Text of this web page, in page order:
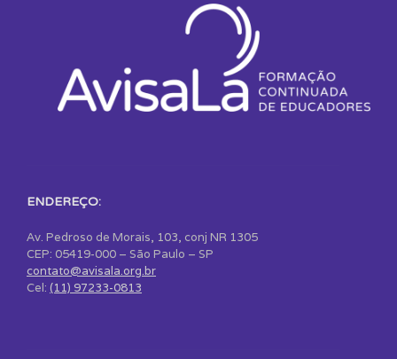
ENDEREÇO:
Av. Pedroso de Morais, 103, conj NR 1305
CEP: 05419-000 – São Paulo – SP
contato@avisala.org.br
Cel: (11) 97233-0813